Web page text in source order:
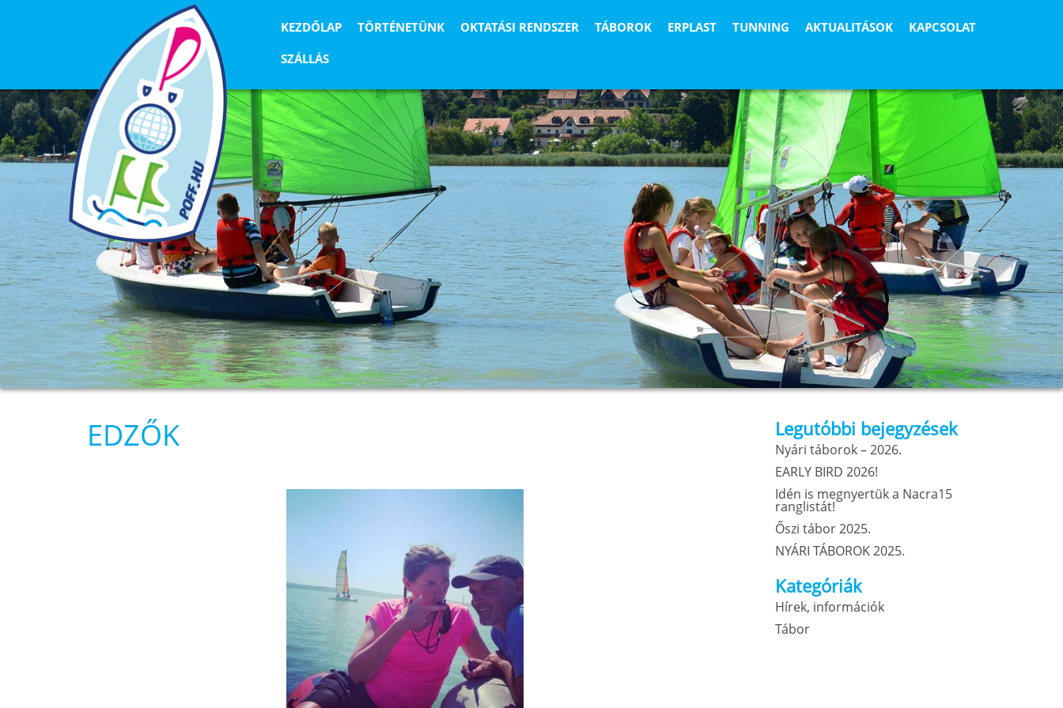
KEZDŐLAP TÖRTÉNETÜNK OKTATÁSI RENDSZER TÁBOROK ERPLAST TUNNING AKTUALITÁSOK
KAPCSOLAT
SZÁLLÁS
EDZŐK Legutóbbi bejegyzések
Nyári táborok – 2026.
EARLY BIRD 2026!
Idén is megnyertük a Nacra15
ranglistát!
Őszi tábor 2025.
NYÁRI TÁBOROK 2025.
Kategóriák
Hírek, információk
Tábor